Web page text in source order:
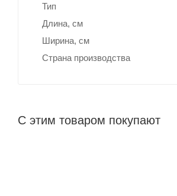
Тип
Длина, cм
Ширина, cм
Страна производства
С этим товаром покупают